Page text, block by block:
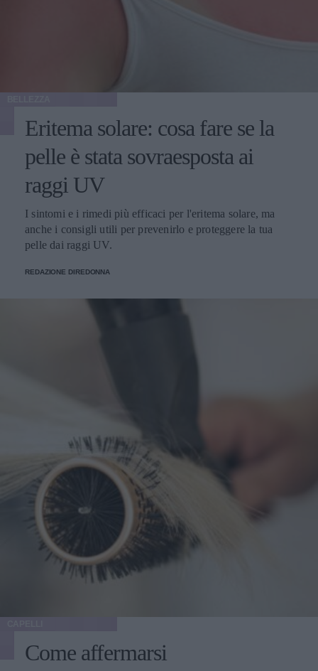
Eritema solare: cosa fare se la
pelle è stata sovraesposta ai
raggi UV
I sintomi e i rimedi più efficaci per l'eritema solare, ma
anche i consigli utili per prevenirlo e proteggere la tua
pelle dai raggi UV.
REDAZIONE DIREDONNA
Come affermarsi